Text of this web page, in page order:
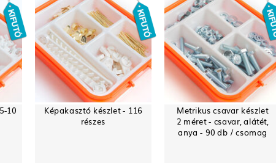
10
Képakasztó készlet - 116
részes
Metrikus csavar készlet
2 méret - csavar, alátét,
anya - 90 db / csomag